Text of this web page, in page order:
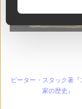
ピーター・スタック著『
家の歴史』
English